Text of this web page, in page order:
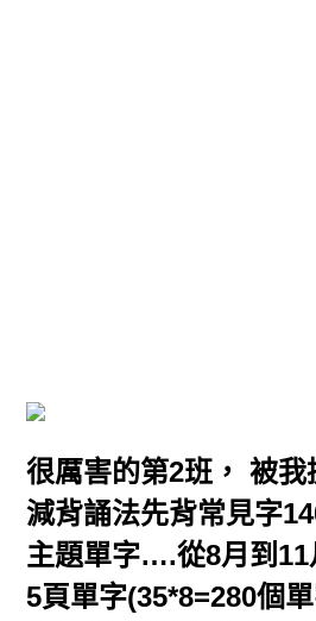
很厲害的第2班， 被
減背誦法先背常見字
主題單字….從8月到11
5頁單字(35*8=280個